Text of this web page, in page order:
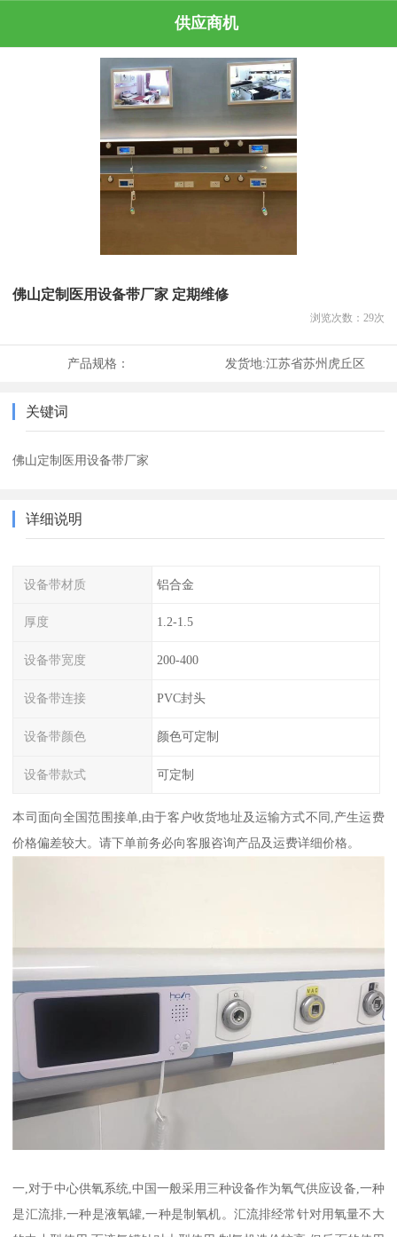
供应商机
佛山定制医用设备带厂家 定期维修
浏览次数： 29次
产品规格： 发货地:江苏省苏州虎丘区
关键词
佛山定制医用设备带厂家
详细说明
设备带材质 铝合金
厚度 1.2-1.5
设备带宽度 200-400
设备带连接 PVC封头
设备带颜色 颜色可定制
设备带款式 可定制
本司面向全国范围接单,由于客户收货地址及运输方式不同,产生运费
价格偏差较大。请下单前务必向客服咨询产品及运费详细价格。
一,对于中心供氧系统,中国一般采用三种设备作为氧气供应设备,一种
是汇流排,一种是液氧罐,一种是制氧机。汇流排经常针对用氧量不大